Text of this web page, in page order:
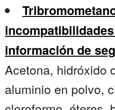
información de
Acetona, hidróxido
aluminio en polvo,